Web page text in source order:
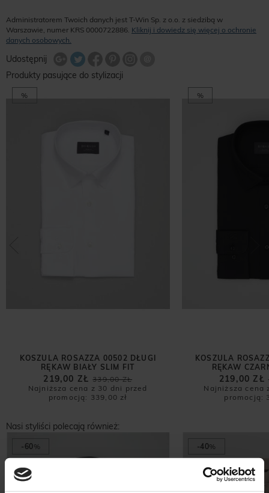
Administratorem Twoich danych jest T-Win Sp. z o.o. z siedzibą w
Warszawie, numer KRS 0000722886. Kliknij i dowiedz się więcej o ochronie
danych osobowych.
Udostępnij
Share FacebookUdostępnij na Google+
Udostępnij na Google+
Produkty pasujące do stylizacji
KOSZULA ROSAZZA 00502 DŁUGI
RĘKAW BIAŁY SLIM FIT
339,00 ZŁ
219,00 ZŁ
Najniższa cena z 30 dni przed
promocją: 339,00 zł
%
KOSZULA
RĘKAW
219,00 ZŁ
Najniższa cena
promocją:
%
Nasi styliści polecają również:
-60% -40%